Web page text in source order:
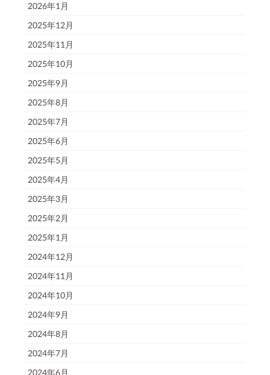
2026年1月
2025年12月
2025年11月
2025年10月
2025年9月
2025年8月
2025年7月
2025年6月
2025年5月
2025年4月
2025年3月
2025年2月
2025年1月
2024年12月
2024年11月
2024年10月
2024年9月
2024年8月
2024年7月
2024年6月